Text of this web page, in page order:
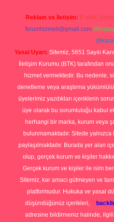
Reklam ve İletişim: E-mail:
forumhizmeti@gmail.com
Yasal Uyarı: Sitemiz, 5651 Sayılı
İletişim Kurumu (BTK) tarafından
hizmet vermektedir. Bu nedenle,
denetleme veya araştırma
üyelerimiz yazdıkları içeriklerin
üye olarak bu sorumluluğu kabul
herhangi bir marka, kurum veya
bulunmamaktadır. Sitede yalnızca
paylaşılmaktadır. Burada yer alan
olup, gerçek kurum ve kişiler
Gerçek kurum ve kişiler ile isim
Sitemiz, kar amacı gütmeyen ve
platformudur. Hukuka ve yasal
düşündüğünüz içerikleri,
adresine bildirmeniz halinde,